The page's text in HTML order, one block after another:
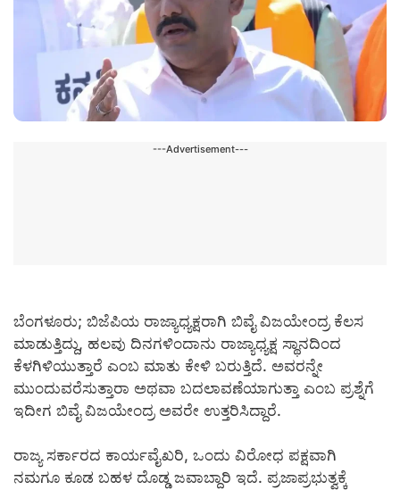
---Advertisement---
ಬೆಂಗಳೂರು; ಬಿಜೆಪಿಯ ರಾಜ್ಯಾಧ್ಯಕ್ಷರಾಗಿ ಬಿವೈ ವಿಜಯೇಂದ್ರ ಕೆಲಸ
ಮಾಡುತ್ತಿದ್ದು, ಹಲವು ದಿನಗಳಿಂದಾನು ರಾಜ್ಯಾಧ್ಯಕ್ಷ ಸ್ಥಾನದಿಂದ
ಕೆಳಗಿಳಿಯುತ್ತಾರೆ ಎಂಬ ಮಾತು ಕೇಳಿ ಬರುತ್ತಿದೆ. ಅವರನ್ನೇ
ಮುಂದುವರೆಸುತ್ತಾರಾ ಅಥವಾ ಬದಲಾವಣೆಯಾಗುತ್ತಾ ಎಂಬ ಪ್ರಶ್ನೆಗೆ
ಇದೀಗ ಬಿವೈ ವಿಜಯೇಂದ್ರ ಅವರೇ ಉತ್ತರಿಸಿದ್ದಾರೆ.
ರಾಜ್ಯ ಸರ್ಕಾರದ ಕಾರ್ಯವೈಖರಿ, ಒಂದು ವಿರೋಧ ಪಕ್ಷವಾಗಿ
ನಮಗೂ ಕೂಡ ಬಹಳ ದೊಡ್ಡ ಜವಾಬ್ದಾರಿ ಇದೆ. ಪ್ರಜಾಪ್ರಭುತ್ವಕ್ಕೆ